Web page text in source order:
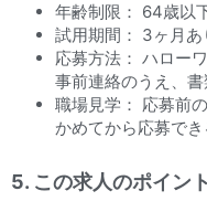
年齢制限： 64歳以
試用期間： 3ヶ月あ
応募方法： ハロー
事前連絡のうえ、書
職場見学： 応募前
かめてから応募でき
5. この求人のポイント